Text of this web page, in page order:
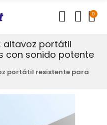
0
altavoz portátil
con sonido potente
portátil resistente para